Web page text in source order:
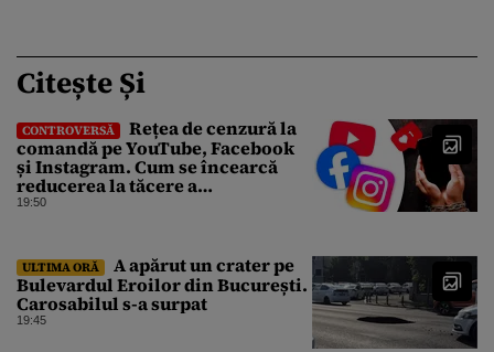
Citește Și
CONTROVERSĂ
Rețea de cenzură la
comandă pe YouTube, Facebook
și Instagram. Cum se încearcă
reducerea la tăcere a
investigațiilor de presă de pe
19:50
ULTIMA ORĂ
A apărut un crater pe
Bulevardul Eroilor din București.
Carosabilul s-a surpat
19:45